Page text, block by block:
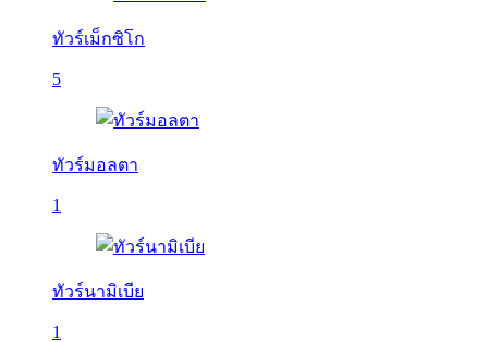
ทัวร์เม็กซิโก
5
ทัวร์มอลตา
1
ทัวร์นามิเบีย
1